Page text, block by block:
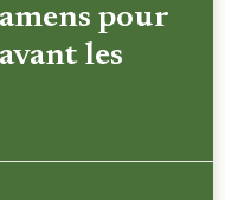
pour
les